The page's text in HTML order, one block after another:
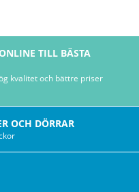
TILL BÄSTA
kvalitet och bättre priser
OCH DÖRRAR